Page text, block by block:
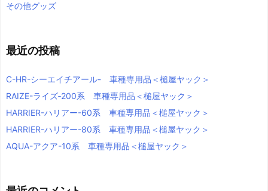
その他グッズ
最近の投稿
C-HR-シーエイチアール- 車種専用品＜槌屋ヤック＞
RAIZE-ライズ‐200系 車種専用品＜槌屋ヤック＞
HARRIER-ハリアー-60系 車種専用品＜槌屋ヤック＞
HARRIER-ハリアー-80系 車種専用品＜槌屋ヤック＞
AQUA-アクア-10系 車種専用品＜槌屋ヤック＞